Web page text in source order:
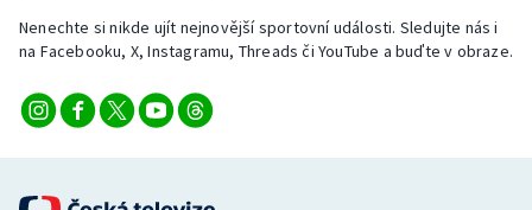
Nenechte si nikde ujít nejnovější sportovní události. Sledujte nás i
na Facebooku, X, Instagramu, Threads či YouTube a buďte v obraze.